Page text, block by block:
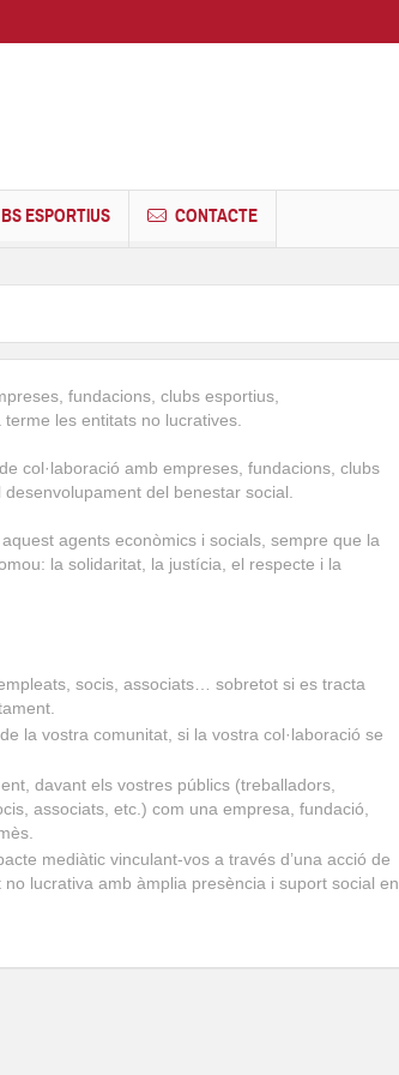
ESPORTIUS CONTACTE
fundacions, clubs esportius,
les entitats no lucratives.
col·laboració amb empreses, fundacions, clubs
del benestar social.
agents econòmics i socials, sempre que la
la solidaritat, la justícia, el respecte i la
socis, associats… sobretot si es tracta
la vostra comunitat, si la vostra col·laboració se
davant els vostres públics (treballadors,
associats, etc.) com una empresa, fundació,
mediàtic vinculant-vos a través d’una acció de
lucrativa amb àmplia presència i suport social en